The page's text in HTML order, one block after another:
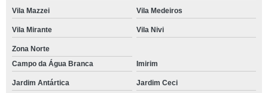
Vila Mazzei Vila Medeiros
Vila Mirante Vila Nivi
Zona Norte
Campo da Água Branca
Imirim
Jardim Antártica Jardim Ceci